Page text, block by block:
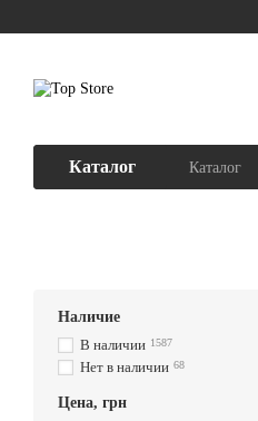
Каталог Каталог
Наличие
В наличии 1587
Нет в наличии 68
Цена, грн